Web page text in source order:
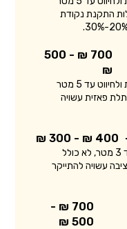
התקנת נקודת
700 ₪ - 500
₪
המחיר מתייחס לנקודת חשמל חד פאזית ולחיווט עד 5 מטר
פאזית עשויה
400 ₪ - 300 ₪
המחיר מתייחס להזזת שקע או מפסק עד 3 מטר, לא כולל
עשויה להתייקר
700 ₪ -
500 ₪